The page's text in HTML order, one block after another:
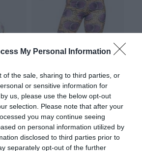
My Personal Information
of the sale, sharing to third parties, or
or sensitive information for
us, please use the below opt-out
selection. Please note that after your
you may continue seeing
on personal information utilized by
disclosed to third parties prior to
separately opt-out of the further
Pantalon leggins Hippie
estampado Mandalas
★★★★★
★★★★★
4, 49 € 14, €